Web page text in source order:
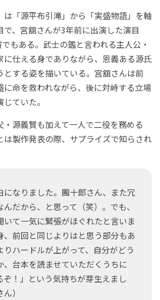
は「源平布引滝」から「実盛物語」を軸
で、宮舘さんが3年前に出演した演目
でもある。武士の鑑と言われる主人公・
に仕える身でありながら、恩義ある源氏
とする姿を描いている。宮舘さんは前
に命を救われながら、後に対峙する立場
ていた。
源義賢も加えて一人で二役を務める
は製作発表の際、サプライズで知らされ
なりました。團十郎さん、また冗
だから、と思って（笑）。でも、
いて一気に緊張がほぐれたと言いま
、前回と同じよりはと思う部分もあ
りハードルが上がって、自分がどう
、台本を読ませていただくうちに
ぞ！」という気持ちが芽生えまし
）